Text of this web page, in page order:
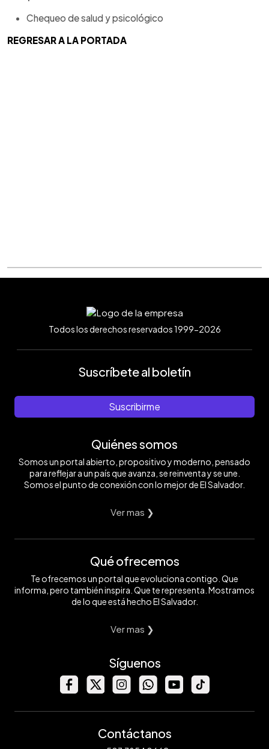
Chequeo de salud y psicológico
REGRESAR A LA PORTADA
Todos los derechos reservados 1999-2026
Suscríbete al boletín
Suscribirme
Quiénes somos
Somos un portal abierto, propositivo y moderno, pensado
para reflejar a un país que avanza, se reinventa y se une.
Somos el punto de conexión con lo mejor de El Salvador.
Ver mas ❯
Qué ofrecemos
Te ofrecemos un portal que evoluciona contigo. Que
informa, pero también inspira. Que te representa. Mostramos
de lo que está hecho El Salvador.
Ver mas ❯
Síguenos
Contáctanos